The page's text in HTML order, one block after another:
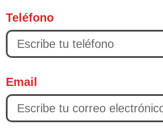
Teléfono
Email